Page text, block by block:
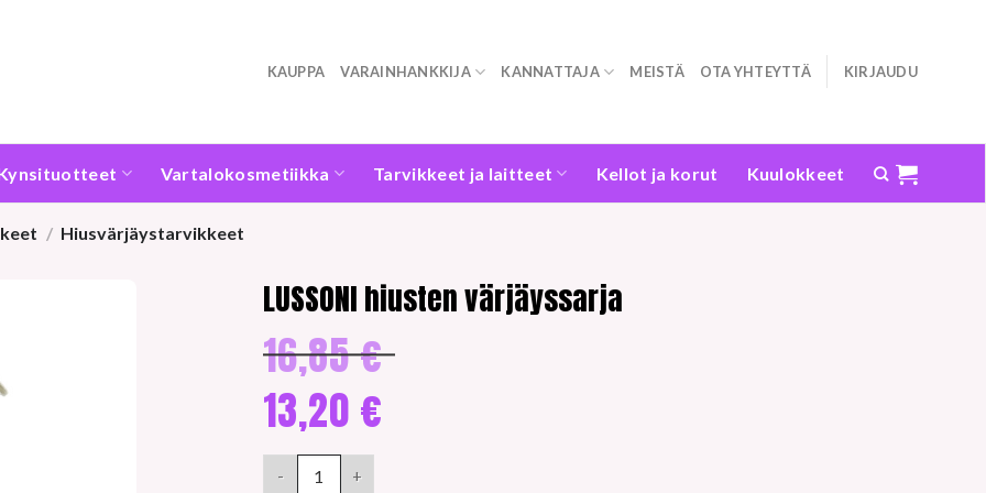
KAUPPA VARAINHANKKIJA KANNATTAJA MEISTÄ OTA YHTEYTTÄ KIRJAUDU
Vartalokosmetiikka Tarvikkeet ja laitteet Kellot ja korut Kuulokkeet
/ Hiusvärjäystarvikkeet
LUSSONI hiusten värjäyssarja
16,85€ hinta
13,20 €
hinta
on: